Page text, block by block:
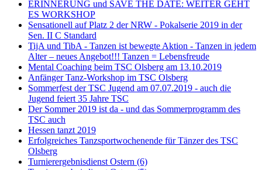
ERINNERUNG und SAVE THE DATE: WEITER GEHT
ES WORKSHOP
Sensationell auf Platz 2 der NRW - Pokalserie 2019 in der
Sen. II C Standard
TijA und TibA - Tanzen ist bewegte Aktion - Tanzen in jedem
Alter – neues Angebot!!! Tanzen = Lebensfreude
Mental Coaching beim TSC Olsberg am 13.10.2019
Anfänger Tanz-Workshop im TSC Olsberg
Sommerfest der TSC Jugend am 07.07.2019 - auch die
Jugend feiert 35 Jahre TSC
Der Sommer 2019 ist da - und das Sommerprogramm des
TSC auch
Hessen tanzt 2019
Erfolgreiches Tanzsportwochenende für Tänzer des TSC
Olsberg
Turnierergebnisdienst Ostern (6)